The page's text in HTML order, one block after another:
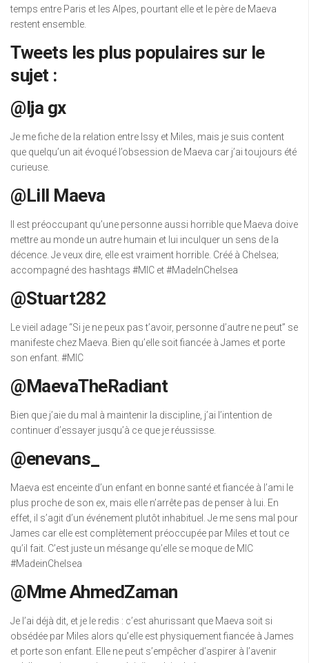
temps entre Paris et les Alpes, pourtant elle et le père de Maeva
restent ensemble.
Tweets les plus populaires sur le
sujet :
@lja gx
Je me fiche de la relation entre Issy et Miles, mais je suis content
que quelqu’un ait évoqué l’obsession de Maeva car j’ai toujours été
curieuse.
@Lill Maeva
Il est préoccupant qu’une personne aussi horrible que Maeva doive
mettre au monde un autre humain et lui inculquer un sens de la
décence. Je veux dire, elle est vraiment horrible. Créé à Chelsea;
accompagné des hashtags #MIC et #MadeInChelsea
@Stuart282
Le vieil adage “Si je ne peux pas t’avoir, personne d’autre ne peut” se
manifeste chez Maeva. Bien qu’elle soit fiancée à James et porte
son enfant. #MIC
@MaevaTheRadiant
Bien que j’aie du mal à maintenir la discipline, j’ai l’intention de
continuer d’essayer jusqu’à ce que je réussisse.
@enevans_
Maeva est enceinte d’un enfant en bonne santé et fiancée à l’ami le
plus proche de son ex, mais elle n’arrête pas de penser à lui. En
effet, il s’agit d’un événement plutôt inhabituel. Je me sens mal pour
James car elle est complètement préoccupée par Miles et tout ce
qu’il fait. C’est juste un mésange qu’elle se moque de MIC
#MadeinChelsea
@Mme AhmedZaman
Je l’ai déjà dit, et je le redis : c’est ahurissant que Maeva soit si
obsédée par Miles alors qu’elle est physiquement fiancée à James
et porte son enfant. Elle ne peut s’empêcher d’aspirer à l’avenir